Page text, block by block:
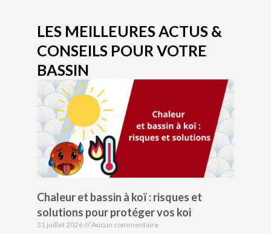
LES MEILLEURES ACTUS &
CONSEILS POUR VOTRE
BASSIN
Chaleur et bassin à koï : risques et
solutions pour protéger vos koi
31 juillet 2026 Aucun commentaire